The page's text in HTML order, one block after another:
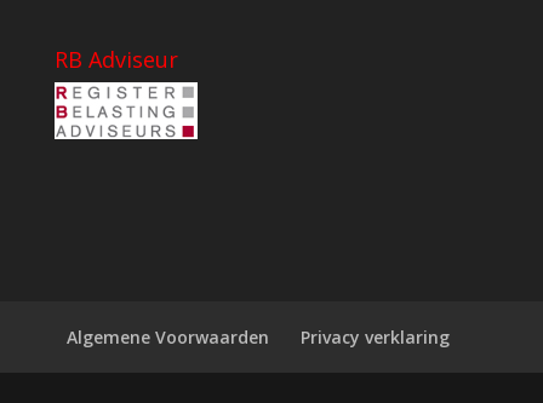
RB Adviseur
Algemene Voorwaarden Privacy verklaring